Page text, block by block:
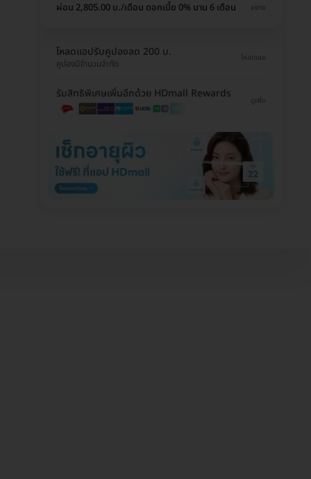
ผ่อน 2,805.00 บ./เดือน ดอกเบี้ย 0% นาน 6 เดือน ขยาย
โหลดแอปรับคูปองลด 200 บ.
คูปองมีจำนวนจำกัด
โหลดเลย
รับสิทธิพิเศษเพิ่มอีกด้วย HDmall Rewards
ดูเพิ่ม